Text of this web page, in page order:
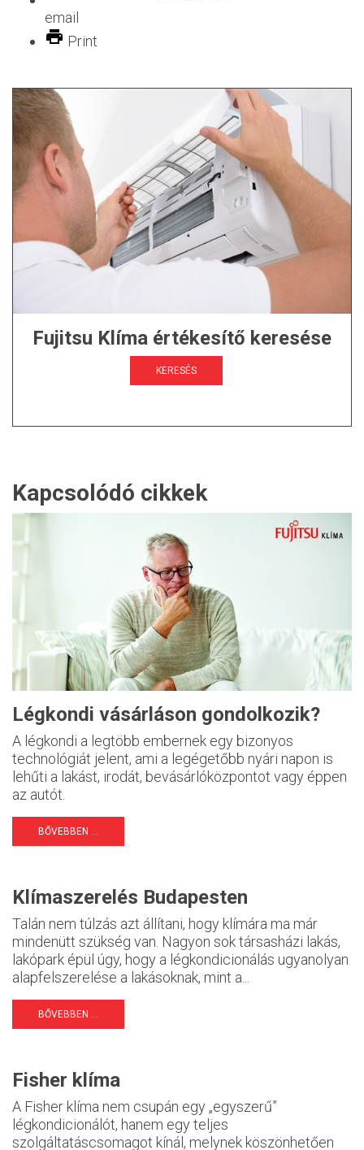
email
Print
Fujitsu Klíma értékesítő keresése
KERESÉS
Kapcsolódó cikkek
Légkondi vásárláson gondolkozik?
A légkondi a legtöbb embernek egy bizonyos
technológiát jelent, ami a legégetőbb nyári napon is
lehűti a lakást, irodát, bevásárlóközpontot vagy éppen
az autót.
BŐVEBBEN ...
Klímaszerelés Budapesten
Talán nem túlzás azt állítani, hogy klímára ma már
mindenütt szükség van. Nagyon sok társasházi lakás,
lakópark épül úgy, hogy a légkondicionálás ugyanolyan
alapfelszerelése a lakásoknak, mint a...
BŐVEBBEN ...
Fisher klíma
A Fisher klíma nem csupán egy „egyszerű”
légkondicionálót, hanem egy teljes
szolgáltatáscsomagot kínál, melynek köszönhetően